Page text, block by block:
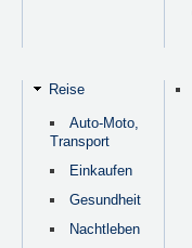
Reise
Auto-Moto,
Transport
Einkaufen
Gesundheit
Nachtleben